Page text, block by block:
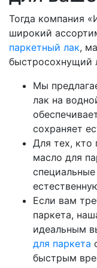
Тогда компания
широкий
паркетный лак,
быстросохнущий
Мы
лак на
сохраняет
Для тех, кто
масло для
Если вам
паркета,
идеальным
для паркета
быстрым